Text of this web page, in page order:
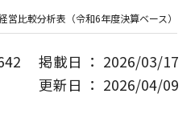
営比較分析表（令和6年度決算ベース）
掲載日 ： 2026/03/17
更新日 ： 2026/04/09